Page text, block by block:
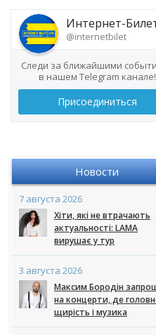
Интернет-
@internetbilet
Следи за ближайшими
в нашем Telegram канале!
Присоединиться
Новости
7 августа 2026
Хіти, які не втрачають
актуальності: LAMA
вирушає у тур
3 августа 2026
Максим Бородін
на концерти, де
щирість і музика